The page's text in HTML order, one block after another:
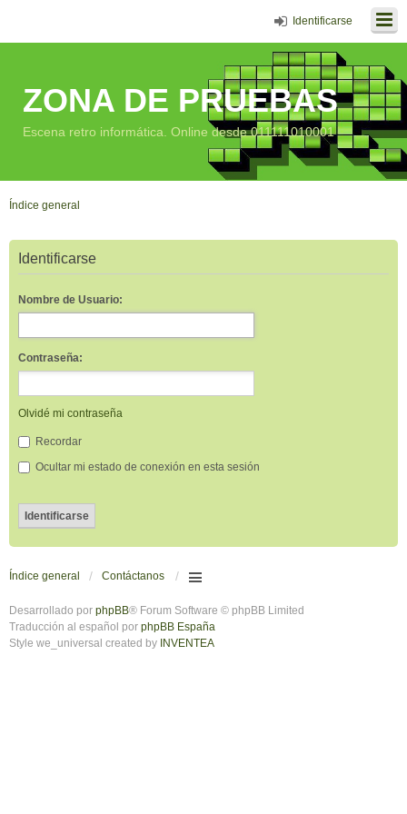
Identificarse
ZONA DE PRUEBAS
Escena retro informática. Online desde 011111010001
Índice general
Identificarse
Nombre de Usuario:
Contraseña:
Olvidé mi contraseña
Recordar
Ocultar mi estado de conexión en esta sesión
Índice general Contáctanos
Desarrollado por phpBB® Forum Software © phpBB Limited
Traducción al español por phpBB España
Style we_universal created by INVENTEA